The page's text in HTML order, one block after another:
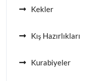
Kekler
Kış Hazırlıkları
Kurabiyeler